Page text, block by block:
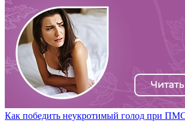
Как победить неукротимый голод при